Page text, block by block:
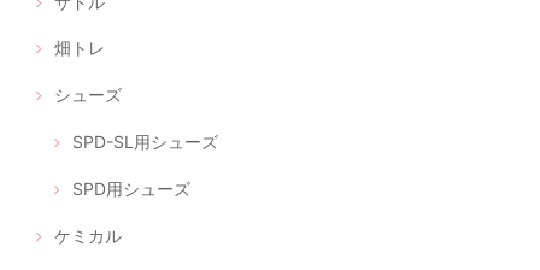
畑トレ
シューズ
SPD-SL用シューズ
SPD用シューズ
ケミカル